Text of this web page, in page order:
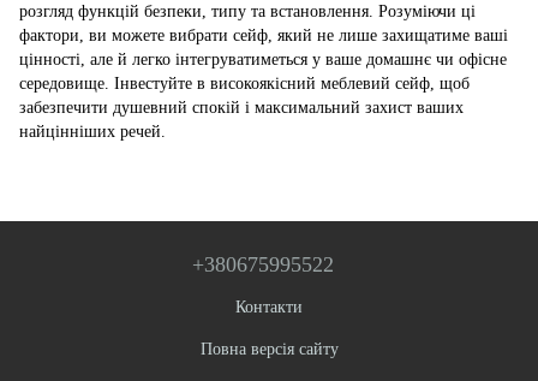
розгляд функцій безпеки, типу та встановлення. Розуміючи ці
фактори, ви можете вибрати сейф, який не лише захищатиме ваші
цінності, але й легко інтегруватиметься у ваше домашнє чи офісне
середовище. Інвестуйте в високоякісний меблевий сейф, щоб
забезпечити душевний спокій і максимальний захист ваших
найцінніших речей.
+380675995522
Контакти
Повна версія сайту